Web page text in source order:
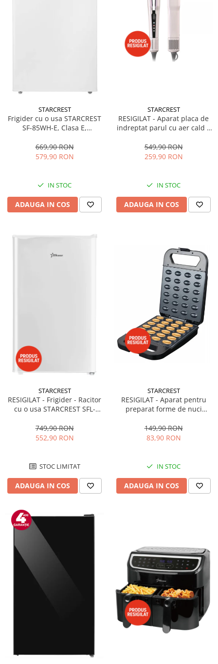
STARCREST
Frigider cu o usa STARCREST
SF-85WH-E, Clasa E,
interioara, Compartiment
gheata, H 82 cm, Alb
669,90 RON
579,90 RON
IN STOC
ADAUGA IN COS
STARCREST
RESIGILAT - Aparat placa de
indreptat parul cu aer cald 2
1300 W, Uscare si indreptare,
Afisaj LCD, Tehnologie cu ioni
549,90 RON
259,90 RON
IN STOC
ADAUGA IN COS
STARCREST
RESIGILAT - Frigider - Racitor
cu o usa STARCREST SFL-
92L, Iluminare interioara,H 83
cm, Alb
749,90 RON
552,90 RON
STOC LIMITAT
ADAUGA IN COS
STARCREST
RESIGILAT - Aparat pentru
preparat forme de nuci
forme, 1400W, Indicator
luminos, Placi antiaderente,
149,90 RON
83,90 RON
IN STOC
ADAUGA IN COS